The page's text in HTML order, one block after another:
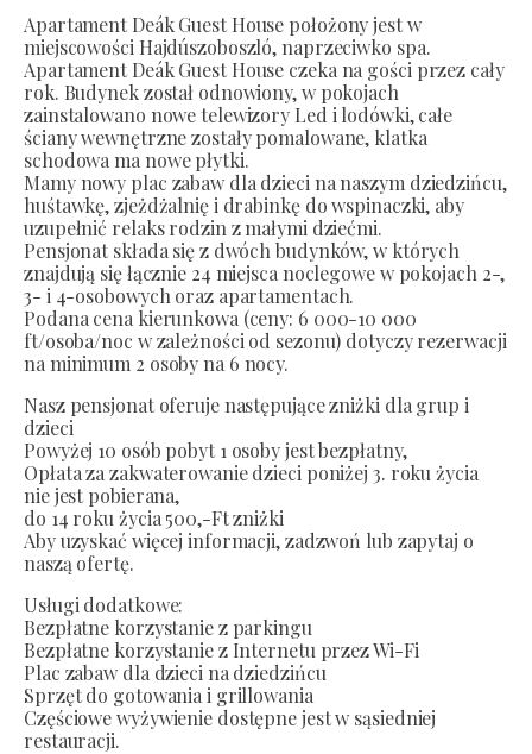
Apartament Deák Guest House położony jest w
miejscowości Hajdúszoboszló, naprzeciwko spa.
Apartament Deák Guest House czeka na gości przez cały
rok. Budynek został odnowiony, w pokojach
zainstalowano nowe telewizory Led i lodówki, całe
ściany wewnętrzne zostały pomalowane, klatka
schodowa ma nowe płytki.
Mamy nowy plac zabaw dla dzieci na naszym dziedzińcu,
huśtawkę, zjeżdżalnię i drabinkę do wspinaczki, aby
uzupełnić relaks rodzin z małymi dziećmi.
Pensjonat składa się z dwóch budynków, w których
znajdują się łącznie 24 miejsca noclegowe w pokojach 2-,
3- i 4-osobowych oraz apartamentach.
Podana cena kierunkowa (ceny: 6 000-10 000
ft/osoba/noc w zależności od sezonu) dotyczy rezerwacji
na minimum 2 osoby na 6 nocy.
Nasz pensjonat oferuje następujące zniżki dla grup i
dzieci
Powyżej 10 osób pobyt 1 osoby jest bezpłatny,
Opłata za zakwaterowanie dzieci poniżej 3. roku życia
nie jest pobierana,
do 14 roku życia 500,-Ft zniżki
Aby uzyskać więcej informacji, zadzwoń lub zapytaj o
naszą ofertę.
Usługi dodatkowe:
Bezpłatne korzystanie z parkingu
Bezpłatne korzystanie z Internetu przez Wi-Fi
Plac zabaw dla dzieci na dziedzińcu
Sprzęt do gotowania i grillowania
Częściowe wyżywienie dostępne jest w sąsiedniej
restauracji.